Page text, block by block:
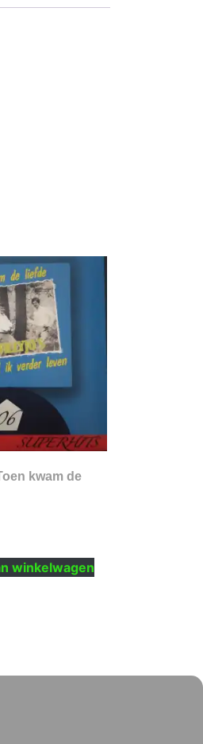
kwam de
winkelwagen